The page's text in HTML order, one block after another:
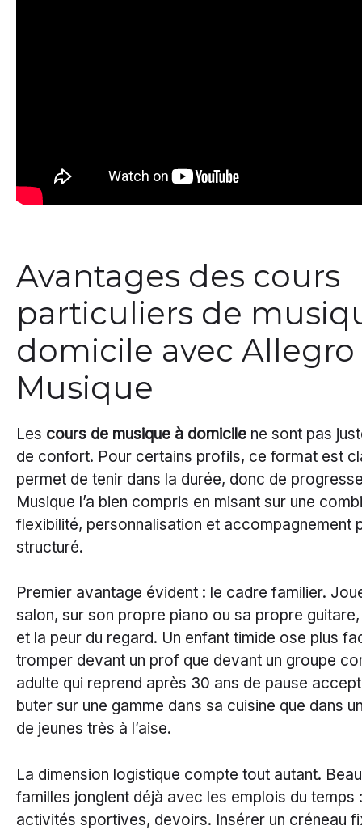
Avantages des cours
particuliers de
domicile avec Allegro
Musique
Les cours de musique à domicile ne sont pas
de confort. Pour certains profils, ce format est
permet de tenir dans la durée, donc de
Musique l’a bien compris en misant sur une
flexibilité, personnalisation et accompagnement
structuré.
Premier avantage évident : le cadre familier.
salon, sur son propre piano ou sa propre
et la peur du regard. Un enfant timide ose plus
tromper devant un prof que devant un groupe
adulte qui reprend après 30 ans de pause
buter sur une gamme dans sa cuisine que dans
de jeunes très à l’aise.
La dimension logistique compte tout autant.
familles jonglent déjà avec les emplois du temps
activités sportives, devoirs. Insérer un créneau